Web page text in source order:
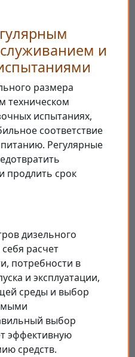
и
размера
техническом
испытаниях,
соответствие
Регулярные
продлить срок
дизельного
расчет
потребности в
и эксплуатации,
среды и выбор
выбор
эффективную
средств.